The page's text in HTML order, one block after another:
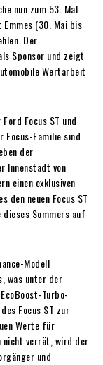
nun zum 53. Mal
(30. Mai bis
Der
Sponsor und zeigt
Wertarbeit
Focus ST und
Focus-Familie sind
der
Innenstadt von
einen exklusiven
den neuen Focus ST
Sommers auf
Modell
was unter der
Turbo-
Focus ST zur
Werte für
nicht verrät, wird der
und